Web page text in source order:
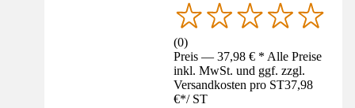
(0)
Preis — 37,98 € * Alle Preise
inkl. MwSt. und ggf. zzgl.
Versandkosten pro ST37,98
€*/ ST